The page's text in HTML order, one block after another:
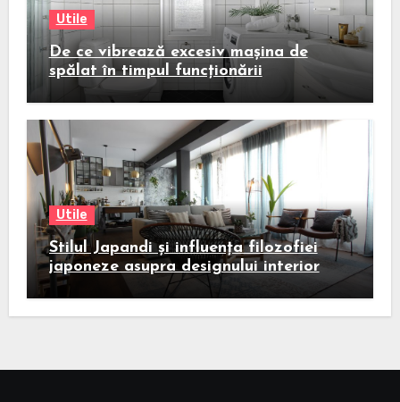
Utile
De ce vibrează excesiv mașina de
spălat în timpul funcționării
Utile
Stilul Japandi și influența filozofiei
japoneze asupra designului interior